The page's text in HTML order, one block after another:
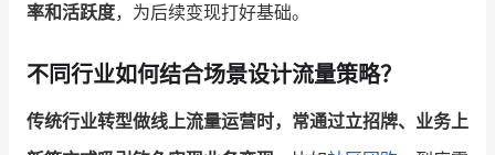
率和活跃度，为后续变现打好基础。
不同行业如何结合场景设计流量策略？
传统行业转型做线上流量运营时，常通过立招牌、业务上